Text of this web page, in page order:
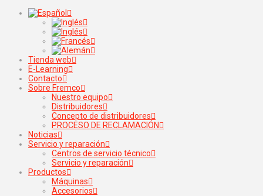
Tienda web
E-Learning
Contacto
Sobre Fremco
Nuestro equipo
Distribuidores
Concepto de distribuidores
PROCESO DE RECLAMACIÓN
Noticias
Servicio y reparación
Centros de servicio técnico
Servicio y reparación
Productos
Máquinas
Accesorios